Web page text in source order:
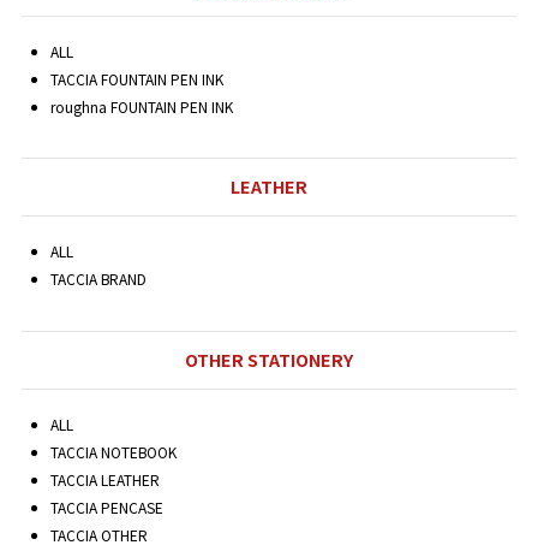
ALL
TACCIA FOUNTAIN PEN INK
roughna FOUNTAIN PEN INK
LEATHER
ALL
TACCIA BRAND
OTHER STATIONERY
ALL
TACCIA NOTEBOOK
TACCIA LEATHER
TACCIA PENCASE
TACCIA OTHER